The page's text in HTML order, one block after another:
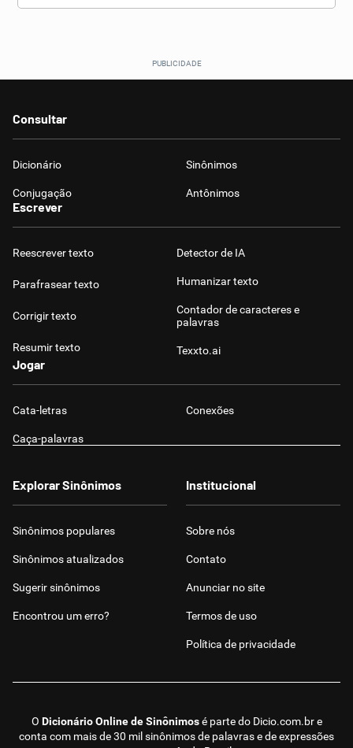
Consultar
Dicionário Sinônimos
Conjugação Antônimos
Escrever
Reescrever texto
Parafrasear texto
Corrigir texto
Resumir texto
Detector de IA
Humanizar texto
Contador de caracteres e
palavras
Texxto.ai
Jogar
Cata-letras Conexões
Caça-palavras
O Dicionário Online de Sinônimosé parte do Dicio.com.bre
conta com mais de 30 mil sinônimos de palavras e de expressões
Explorar Sinônimos
Sinônimos populares
Sinônimos atualizados
Sugerir sinônimos
Encontrou um erro?
Institucional
Sobre nós
Contato
Anunciar no site
Termos de uso
Política de privacidade